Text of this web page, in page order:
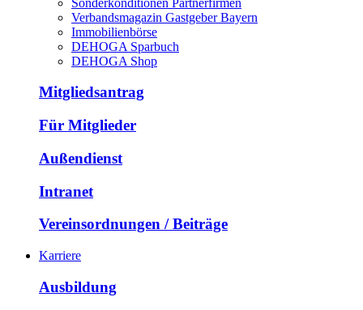
Verbandsmagazin Gastgeber Bayern
Immobilienbörse
DEHOGA Sparbuch
DEHOGA Shop
Mitgliedsantrag
Für Mitglieder
Außendienst
Intranet
Vereinsordnungen / Beiträge
Karriere
Ausbildung